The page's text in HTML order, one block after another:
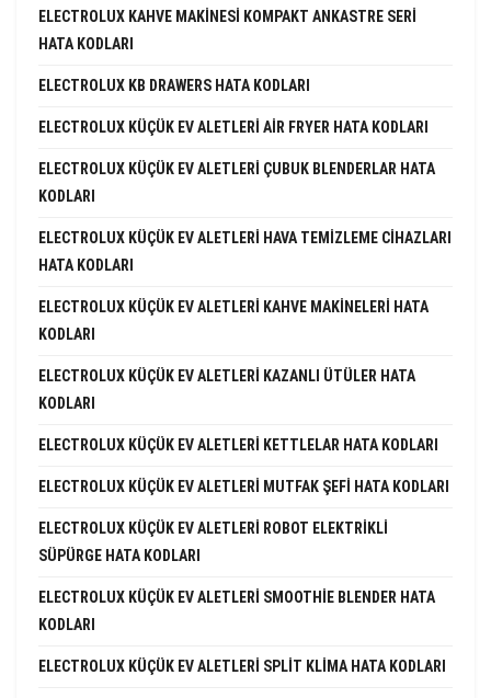
ELECTROLUX KAHVE MAKINESI KOMPAKT ANKASTRE SERI
HATA KODLARI
ELECTROLUX KB DRAWERS HATA KODLARI
ELECTROLUX KÜÇÜK EV ALETLERI AIR FRYER HATA KODLARI
ELECTROLUX KÜÇÜK EV ALETLERI ÇUBUK BLENDERLAR HATA
KODLARI
ELECTROLUX KÜÇÜK EV ALETLERI HAVA TEMIZLEME CIHAZLARI
HATA KODLARI
ELECTROLUX KÜÇÜK EV ALETLERI KAHVE MAKINELERI HATA
KODLARI
ELECTROLUX KÜÇÜK EV ALETLERI KAZANLI ÜTÜLER HATA
KODLARI
ELECTROLUX KÜÇÜK EV ALETLERI KETTLELAR HATA KODLARI
ELECTROLUX KÜÇÜK EV ALETLERI MUTFAK ŞEFI HATA KODLARI
ELECTROLUX KÜÇÜK EV ALETLERI ROBOT ELEKTRIKLI
SÜPÜRGE HATA KODLARI
ELECTROLUX KÜÇÜK EV ALETLERI SMOOTHIE BLENDER HATA
KODLARI
ELECTROLUX KÜÇÜK EV ALETLERI SPLIT KLIMA HATA KODLARI